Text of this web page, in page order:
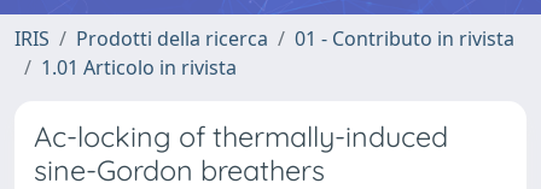
IRIS Prodotti della ricerca
01 - Contributo in rivista
1.01 Articolo in rivista
Ac-locking of thermally-induced
sine-Gordon breathers